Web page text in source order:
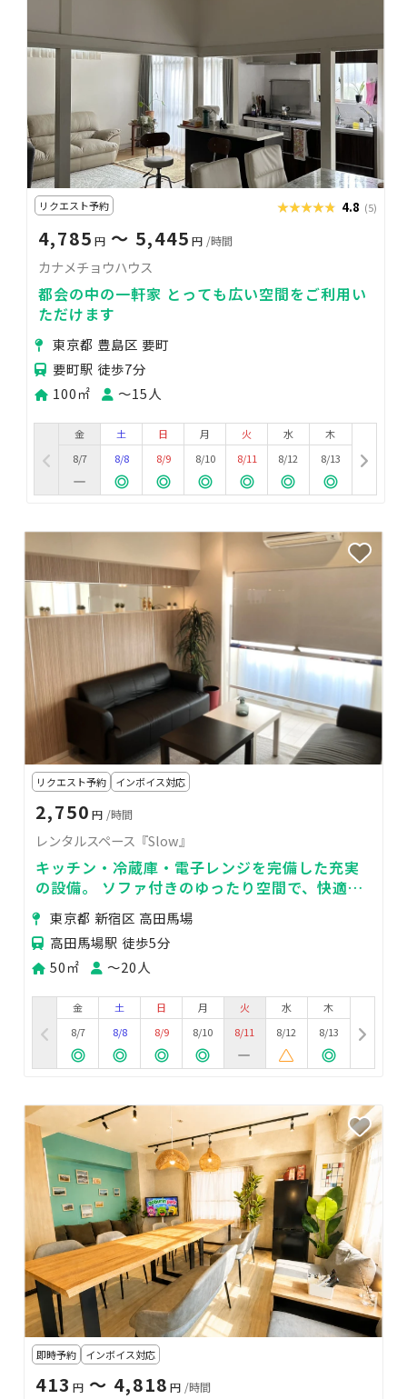
リクエスト予約 ★★★★★
★★★★★ 4.8 (5)
4,785 円〜 5,445 円 /時間
カナメチョウハウス
都会の中の一軒家 とっても広い空間をご利用い
ただけます
東京都 豊島区 要町
要町駅 徒歩7分
100㎡
〜15人
金
8/7
土
8/8
日
8/9
月
8/10
火
8/11
水
8/12
木
8/13
リクエスト予約 インボイス対応
2,750 円 /時間
レンタルスペース『Slow』
キッチン・冷蔵庫・電子レンジを完備した充実
の設備。 ソファ付きのゆったり空間で、快適に
お過ごしいただけます。
東京都 新宿区 高田馬場
高田馬場駅 徒歩5分
50㎡
〜20人
金
8/7
土
8/8
日
8/9
月
8/10
火
8/11
水
8/12
木
8/13
即時予約 インボイス対応
413 円 〜 4,818 円 /時間